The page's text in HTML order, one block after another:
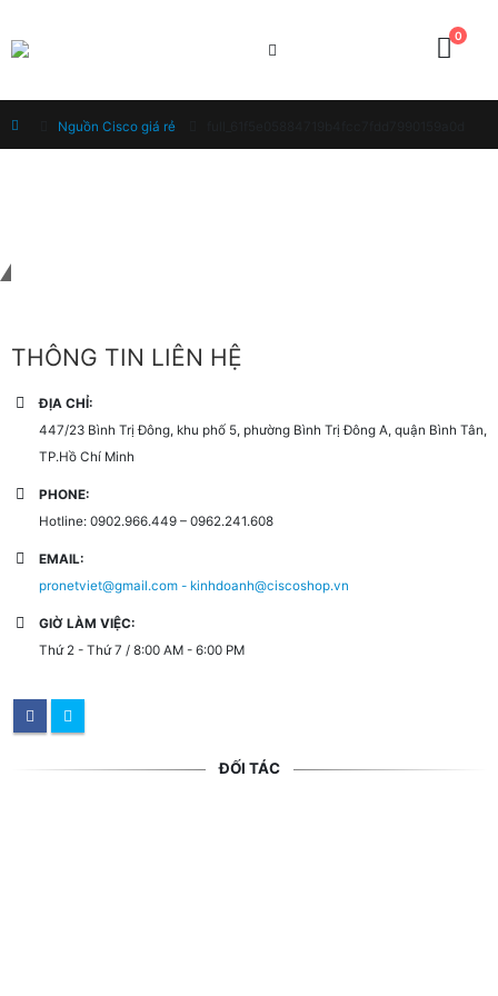
0
Home
Nguồn Cisco giá rẻ
THÔNG TIN LIÊN HỆ
ĐỊA CHỈ:
447/23 Bình Trị Đông, khu phố 5, phường Bình Trị Đông A, quận Bình Tân,
TP.Hồ Chí Minh
PHONE:
Hotline: 0902.966.449 – 0962.241.608
EMAIL:
pronetviet@gmail.com - kinhdoanh@ciscoshop.vn
GIỜ LÀM VIỆC:
Thứ 2 - Thứ 7 / 8:00 AM - 6:00 PM
ĐỐI TÁC